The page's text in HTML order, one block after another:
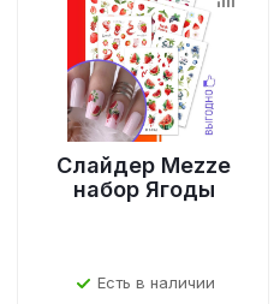
Слайдер Mezze
набор Ягоды
Есть в наличии